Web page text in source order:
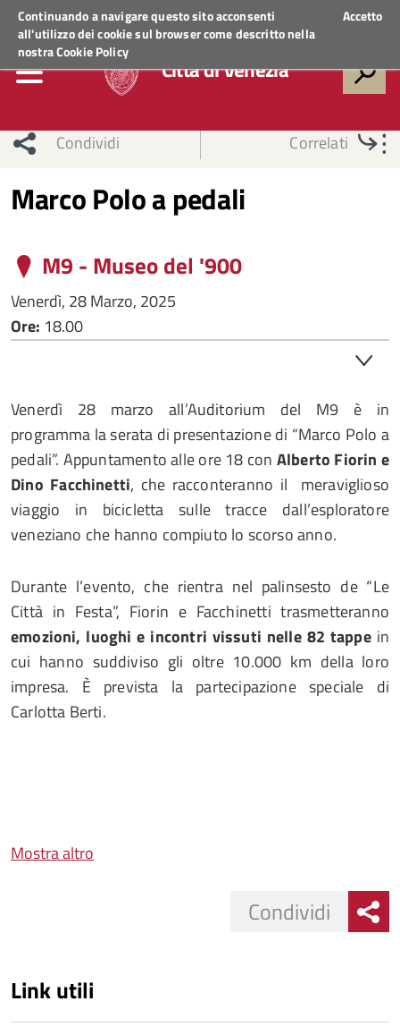
Continuando a navigare questo sito acconsenti
all'utilizzo dei cookie sul browser come descritto nella
nostraCookie Policy
Accetto
Regione VenetoACCEDI AI SERVIZI
Città di Venezia
Condividi Correlati
Marco Polo a pedali
M9 - Museo del '900
Venerdì, 28 Marzo, 2025
Ore: 18.00
Venerdì 28 marzo all’Auditorium del M9 è in
programma la serata di presentazione di “Marco Polo a
pedali”. Appuntamento alle ore 18 con Alberto Fiorin e
Dino Facchinetti, che racconteranno il meraviglioso
viaggio in bicicletta sulle tracce dall’esploratore
veneziano che hanno compiuto lo scorso anno.
Durante l’evento, che rientra nel palinsesto de “Le
Città in Festa”, Fiorin e Facchinetti trasmetteranno
emozioni, luoghi e incontri vissuti nelle 82 tappein
cui hanno suddiviso gli oltre 10.000 km della loro
impresa. È prevista la partecipazione speciale di
Carlotta Berti.
Mostra altro
Condividi
Link utili